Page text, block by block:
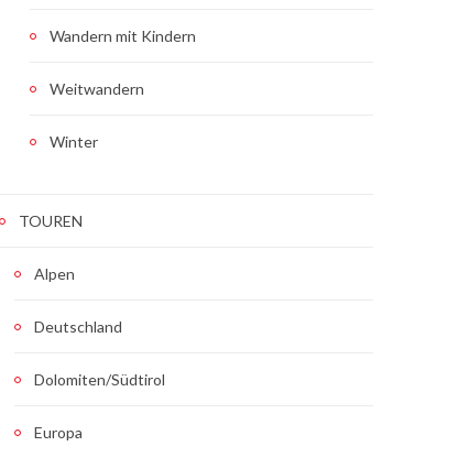
Wandern mit Kindern
Weitwandern
Winter
TOUREN
Alpen
Deutschland
Dolomiten/Südtirol
Europa